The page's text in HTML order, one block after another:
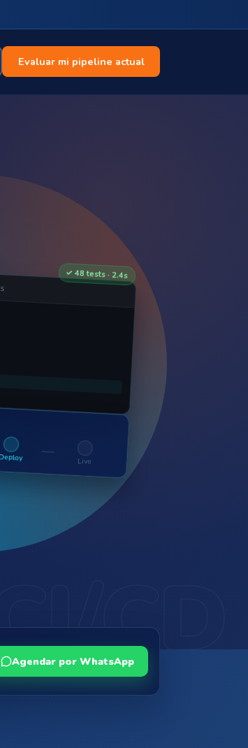
Evaluar mi pipeline actual
✓ 48 tests · 2.4s
Deploy Live
CD
Agendar por WhatsApp